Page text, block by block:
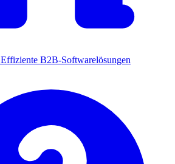
Effiziente B2B-Softwarelösungen